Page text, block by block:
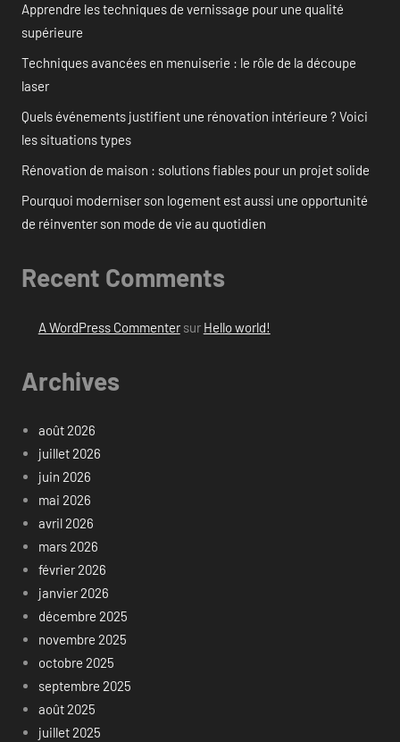
Apprendre les techniques de vernissage pour une qualité
supérieure
Techniques avancées en menuiserie : le rôle de la découpe
laser
Quels événements justifient une rénovation intérieure ? Voici
les situations types
Rénovation de maison : solutions fiables pour un projet solide
Pourquoi moderniser son logement est aussi une opportunité
de réinventer son mode de vie au quotidien
Recent Comments
A WordPress Commentersur Hello world!
Archives
août 2026
juillet 2026
juin 2026
mai 2026
avril 2026
mars 2026
février 2026
janvier 2026
décembre 2025
novembre 2025
octobre 2025
septembre 2025
août 2025
juillet 2025